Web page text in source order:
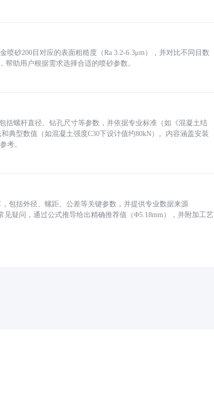
砂200目对应的表面粗糙度（Ra 3.2-6.3μm），并对比不同目数
帮助用户根据需求选择合适的喷砂参数。
括螺杆直径、钻孔尺寸等参数，并依据专业标准（如《混凝土结
典型数值（如混凝土强度C30下设计值约80kN）。内容涵盖安装
考。
包括外径、螺距、公差等关键参数，并提供专业数据来源
见疑问，通过公式推导给出精确推荐值（Φ5.18mm），并附加工艺